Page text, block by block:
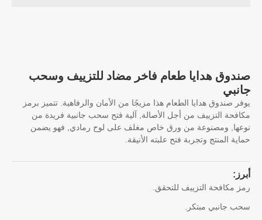
هدايا طعام فاخر مضاد للتزييف وسحب
صندوق هدايا الطعام هذا مزيجًا من الأمان والرفاهية. تتميز برمز
التزييف من أجل الأصالة, آلية فتح سحب جانبية فريدة من
ومصنوعة من ورق خاص مغلف على لوح رمادي, فهو يضمن
المنتج وتجربة فتح علبته الأنيقة.
مكافحة التزييف للتحقق.
جانبي مبتكر.